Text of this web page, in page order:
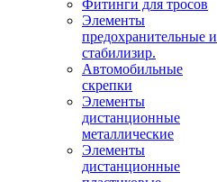
Фитинги для тросов
Элементы
предохранительные и
стабилизир.
Автомобильные
скрепки
Элементы
дистанционные
металлические
Элементы
дистанционные